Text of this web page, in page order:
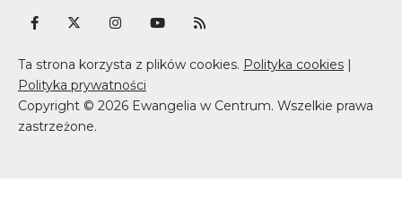
Ta strona korzysta z plików cookies. Polityka cookies |
Polityka prywatności
Copyright © 2026 Ewangelia w Centrum. Wszelkie prawa
zastrzeżone.